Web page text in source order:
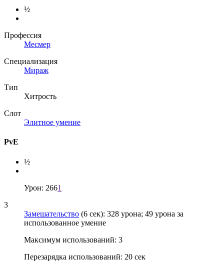
½
Профессия
Месмер
Специализация
Мираж
Тип
Хитрость
Слот
Элитное умение
PvE
½
Урон: 2661
3
Замешательство (6 сек): 328 урона; 49 урона за
использованное умение
Максимум использований: 3
Перезарядка использований: 20 сек